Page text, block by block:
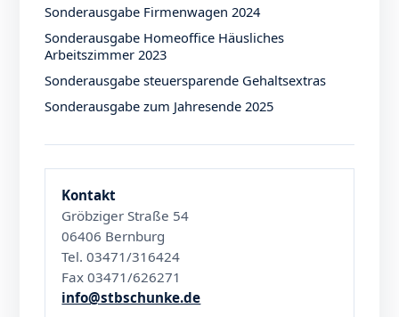
Sonderausgabe Firmenwagen 2024
Sonderausgabe Homeoffice Häusliches
Arbeitszimmer 2023
Sonderausgabe steuersparende Gehaltsextras
Sonderausgabe zum Jahresende 2025
Kontakt
Gröbziger Straße 54
06406 Bernburg
Tel. 03471/316424
Fax 03471/626271
info@stbschunke.de